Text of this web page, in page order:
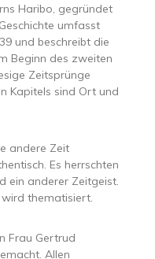
Haribo, gegründet
umfasst
und beschreibt die
Beginn des zweiten
Zeitsprünge
Kapitels sind Ort und
andere Zeit
Es herrschten
ein anderer Zeitgeist.
thematisiert.
Frau Gertrud
Allen